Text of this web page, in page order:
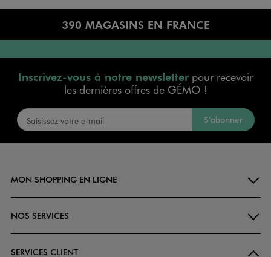
390 MAGASINS EN FRANCE
Inscrivez-vous à notre newsletterpour recevoir
les dernières offres de GÉMO !
S’abonner
MON SHOPPING EN LIGNE
NOS SERVICES
SERVICES CLIENT